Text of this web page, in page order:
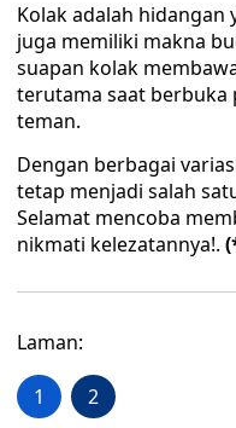
Kolak adalah hidangan
juga memiliki makna
suapan kolak
terutama saat berbuka
teman.
Dengan berbagai
tetap menjadi salah
Selamat mencoba
nikmati kelezatannya!.
Laman:
1 2